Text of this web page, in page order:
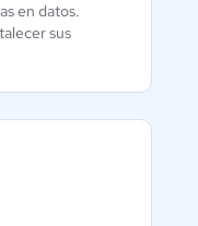
en datos.
sus